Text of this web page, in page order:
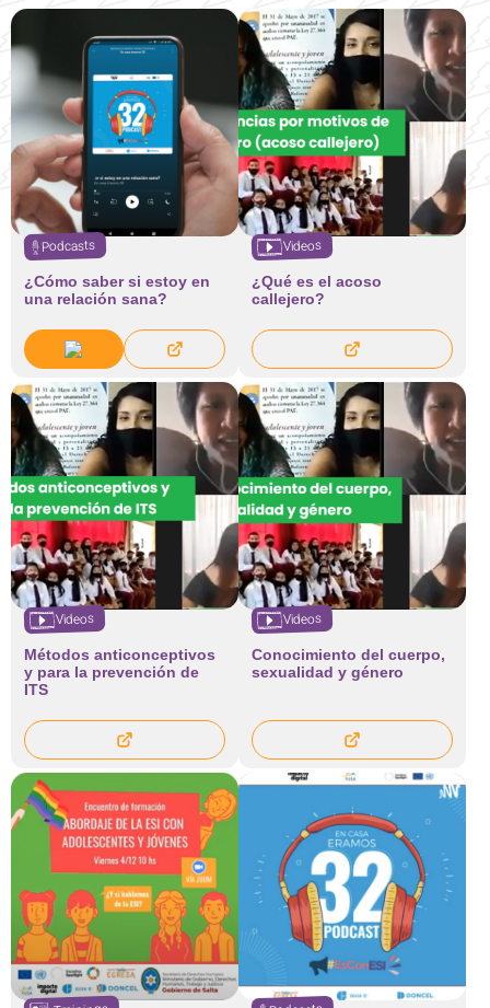
Podcasts
¿Cómo saber si estoy en
una relación sana?
Videos
¿Qué es el acoso
callejero?
Videos
Métodos anticonceptivos
y para la prevención de
ITS
Videos
Conocimiento del cuerpo,
sexualidad y género